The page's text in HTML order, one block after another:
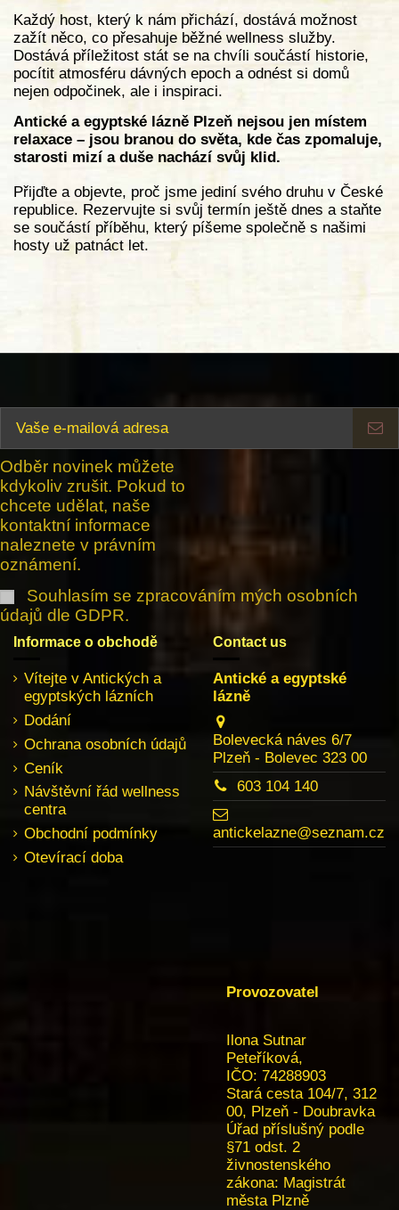
Každý host, který k nám přichází, dostává možnost
zažít něco, co přesahuje běžné wellness služby.
Dostává příležitost stát se na chvíli součástí historie,
pocítit atmosféru dávných epoch a odnést si domů
nejen odpočinek, ale i inspiraci.
Antické a egyptské lázně Plzeň nejsou jen místem
relaxace – jsou branou do světa, kde čas zpomaluje,
starosti mizí a duše nachází svůj klid.
Přijďte a objevte, proč jsme jediní svého druhu v České
republice. Rezervujte si svůj termín ještě dnes a staňte
se součástí příběhu, který píšeme společně s našimi
hosty už patnáct let.
Odběr novinek můžete
kdykoliv zrušit. Pokud to
chcete udělat, naše
kontaktní informace
naleznete v právním
oznámení.
Souhlasím se zpracováním mých osobních
údajů dle GDPR.
Informace o obchodě
Vítejte v Antických a
egyptských lázních
Dodání
Ochrana osobních údajů
Ceník
Návštěvní řád wellness
centra
Obchodní podmínky
Otevírací doba
Contact us
Antické a egyptské
lázně
Bolevecká náves 6/7
Plzeň - Bolevec 323 00
603 104 140
antickelazne@seznam.cz
Provozovatel
Ilona Sutnar
Peteříková,
IČO: 74288903
Stará cesta 104/7, 312
00, Plzeň - Doubravka
Úřad příslušný podle
§71 odst. 2
živnostenského
zákona: Magistrát
města Plzně